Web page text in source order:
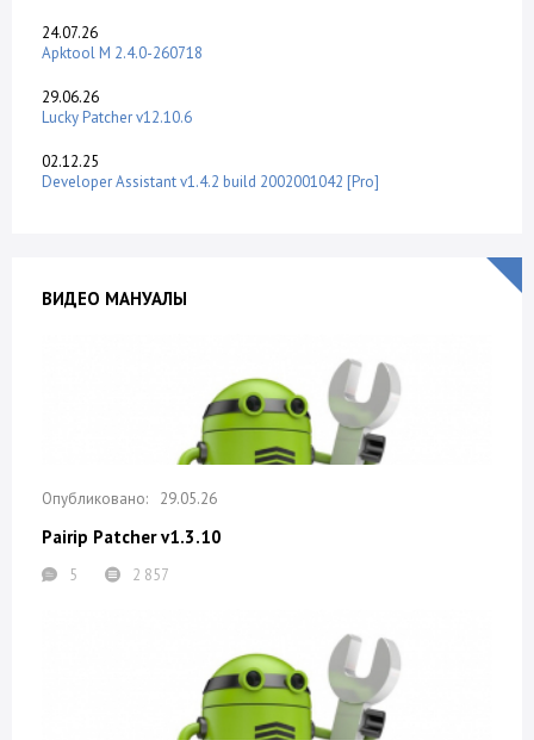
24.07.26
Apktool M 2.4.0-260718
29.06.26
Lucky Patcher v12.10.6
02.12.25
Developer Assistant v1.4.2 build 2002001042 [Pro]
ВИДЕО МАНУАЛЫ
29.05.26
Pairip Patcher v1.3.10
5 2 857